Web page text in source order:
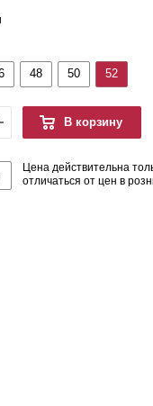
48 50 52
В корзину
Цена действительна
отличаться от цен в